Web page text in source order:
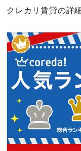
クレカリ賃貸の詳